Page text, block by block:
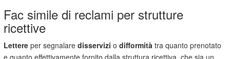
Fac simile di reclami per strutture
ricettive
Lettereper segnalaredisserviziodifformitàtra quanto prenotato
e quanto effettivamente fornito dalla struttura ricettiva, che sia un